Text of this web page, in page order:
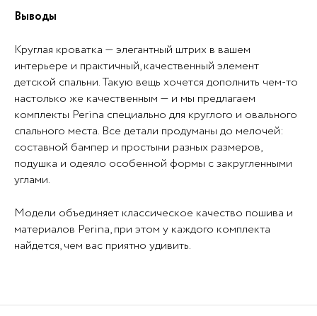
Выводы
Круглая кроватка — элегантный штрих в вашем
интерьере и практичный, качественный элемент
детской спальни. Такую вещь хочется дополнить чем-то
настолько же качественным — и мы предлагаем
комплекты Perina специально для круглого и овального
спального места. Все детали продуманы до мелочей:
составной бампер и простыни разных размеров,
подушка и одеяло особенной формы с закругленными
углами.
Модели объединяет классическое качество пошива и
материалов Perina, при этом у каждого комплекта
найдется, чем вас приятно удивить.